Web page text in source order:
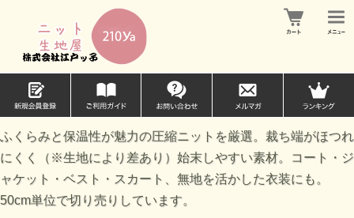
ふくらみと保温性が魅力の圧縮ニットを厳選。裁ち端がほつれ
にくく（※生地により差あり）始末しやすい素材。コート・ジ
ャケット・ベスト・スカート、無地を活かした衣装にも。
50cm単位で切り売りしています。